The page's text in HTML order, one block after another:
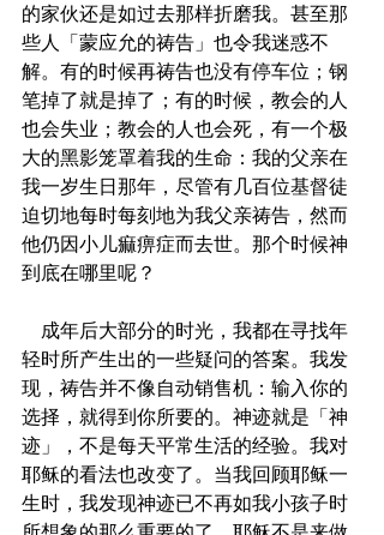
的家伙还是如过去那样折磨我。甚至那
些人「蒙应允的祷告」也令我迷惑不
解。有的时候再祷告也没有停车位；钢
笔掉了就是掉了；有的时候，教会的人
也会失业；教会的人也会死，有一个极
大的黑影笼罩着我的生命：我的父亲在
我一岁生日那年，尽管有几百位基督徒
迫切地每时每刻地为我父亲祷告，然而
他仍因小儿痲痹症而去世。那个时候神
到底在哪里呢？
轻时所产生出的一些疑问的答案。我发
现，祷告并不像自动销售机：输入你的
选择，就得到你所要的。神迹就是「神
迹」，不是每天平常生活的经验。我对
耶稣的看法也改变了。当我回顾耶稣一
生时，我发现神迹已不再如我小孩子时